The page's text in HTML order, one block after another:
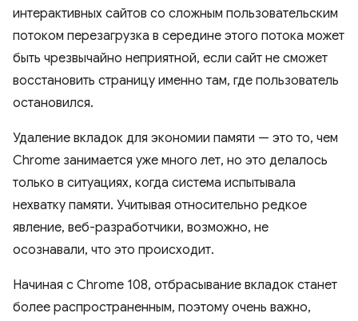
интерактивных сайтов со сложным пользовательским
потоком перезагрузка в середине этого потока может
быть чрезвычайно неприятной, если сайт не сможет
восстановить страницу именно там, где пользователь
остановился.
Удаление вкладок для экономии памяти — это то, чем
Chrome занимается уже много лет, но это делалось
только в ситуациях, когда система испытывала
нехватку памяти. Учитывая относительно редкое
явление, веб-разработчики, возможно, не
осознавали, что это происходит.
Начиная с Chrome 108, отбрасывание вкладок станет
более распространенным, поэтому очень важно,